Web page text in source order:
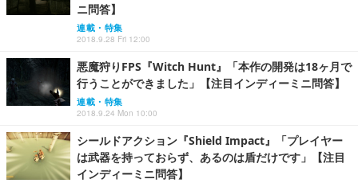
ニ問答】
連載・特集
2018.9.28 Fri 12:00
悪魔狩りFPS『Witch Hunt』「本作の開発は18ヶ月で
行うことができました」【注目インディーミニ問答】
連載・特集
2018.9.24 Mon 10:00
シールドアクション『Shield Impact』「プレイヤー
は武器を持っておらず、あるのは盾だけです」【注目
インディーミニ問答】